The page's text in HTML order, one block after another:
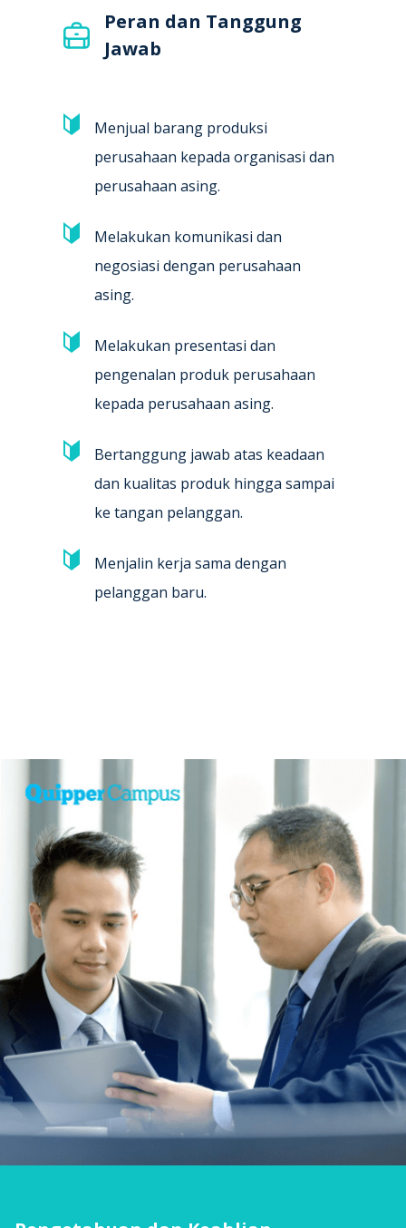
Peran dan Tanggung
Jawab
Menjual barang produksi
perusahaan kepada organisasi dan
perusahaan asing.
Melakukan komunikasi dan
negosiasi dengan perusahaan
asing.
Melakukan presentasi dan
pengenalan produk perusahaan
kepada perusahaan asing.
Bertanggung jawab atas keadaan
dan kualitas produk hingga sampai
ke tangan pelanggan.
Menjalin kerja sama dengan
pelanggan baru.